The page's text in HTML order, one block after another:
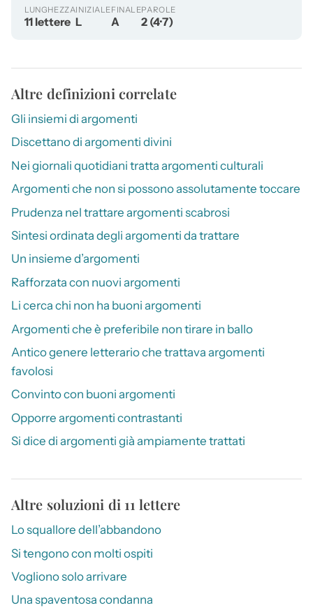
LUNGHEZZA
11 lettere
INIZIALE
L
FINALE
A
PAROLE
2 (4·7)
Altre definizioni correlate
Gli insiemi di argomenti
Discettano di argomenti divini
Nei giornali quotidiani tratta argomenti culturali
Argomenti che non si possono assolutamente toccare
Prudenza nel trattare argomenti scabrosi
Sintesi ordinata degli argomenti da trattare
Un insieme d’argomenti
Rafforzata con nuovi argomenti
Li cerca chi non ha buoni argomenti
Argomenti che è preferibile non tirare in ballo
Antico genere letterario che trattava argomenti
favolosi
Convinto con buoni argomenti
Opporre argomenti contrastanti
Si dice di argomenti già ampiamente trattati
Altre soluzioni di 11 lettere
Lo squallore dell’abbandono
Si tengono con molti ospiti
Vogliono solo arrivare
Una spaventosa condanna